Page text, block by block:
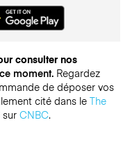
consulter nos
moment. Regardez
de déposer vos
cité dans le The
CNBC.